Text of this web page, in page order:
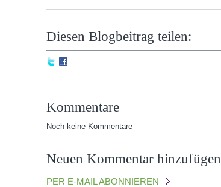
Diesen Blogbeitrag teilen:
Kommentare
Noch keine Kommentare
Neuen Kommentar hinzufügen
PER E-MAIL ABONNIEREN